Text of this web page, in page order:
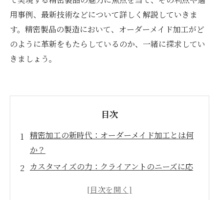
用事例、最新技術などについて詳しく解説していきま
す。精密製品の製造において、オーダーメイド加工がど
のように革新をもたらしているのか、一緒に探求してい
きましょう。
目次
精密加工の新時代：オーダーメイド加工とは何
か？
カスタマイズの力：クライアントのニーズに応